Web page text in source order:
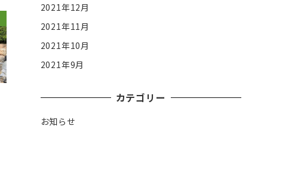
2021年12月
2021年11月
2021年10月
2021年9月
カテゴリー
お知らせ